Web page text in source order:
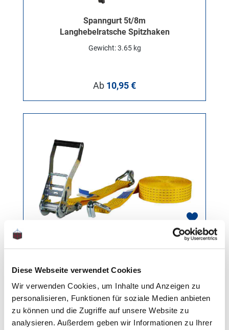
Diese Webseite verwendet Cookies
Wir verwenden Cookies, um Inhalte und Anzeigen zu
personalisieren, Funktionen für soziale Medien anbieten
zu können und die Zugriffe auf unsere Website zu
analysieren. Außerdem geben wir Informationen zu Ihrer
Spanngurt 5t/8m
Langhebelratsche Spitzhaken
Gewicht: 3.65 kg
Regulärer Preis:
Ab 10,95 €
Gewicht: 2.9 kg
Regulärer Preis:
Ab 8,50 €